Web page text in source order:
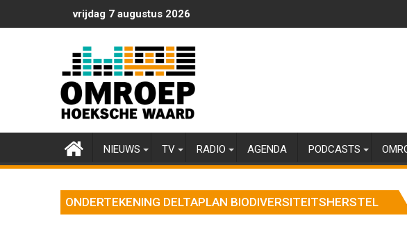
naar
vrijdag 7 augustus 2026
NIEUWS TV RADIO AGENDA PODCASTS
ONDERTEKENING DELTAPLAN BIODIVERSITEITSHERSTEL